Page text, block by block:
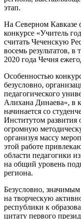
этап.
На Северном Кавказе
конкурсе «Учитель
считать Чеченскую
восемь результатов,
2020 года Чечня
Особенностью
безусловно,
педагогического
Алихана Динаева», в
начинается со
Институтом развития
огромную
организуя массу
этой работе
области педагогики
на общий уровень
региона.
Безусловно,
на творческую
республики к
цитату первого